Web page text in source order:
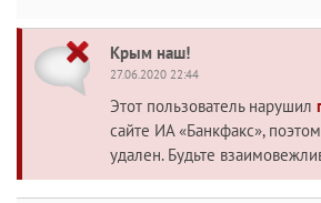
Крым наш!
27.06.2020 22:44
Этот пользователь нарушил
сайте ИА «Банкфакс»,
удален. Будьте